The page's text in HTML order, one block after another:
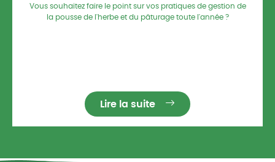
Vous souhaitez faire le point sur vos pratiques de gestion de
la pousse de l'herbe et du pâturage toute l'année ?
Lire la suite